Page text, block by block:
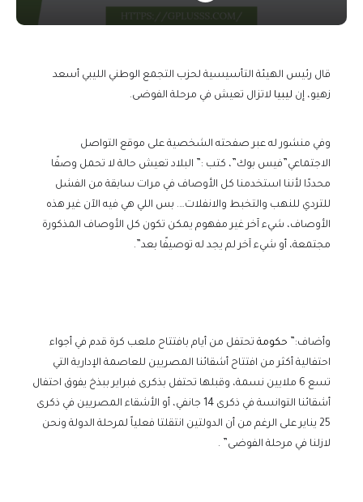
قال رئيس الهيئة التأسيسية لحزب التجمع الوطني الليبي أسعد
زهيو، إن ليبيا لاتزال تعيش في مرحلة الفوضى.
وفي منشور له عبر صفحته الشخصية على موقع التواصل
الاجتماعي”فيس بوك”، كتب :” البلاد تعيش حالة لا تحمل وصفًا
محددًا لأننا استخدمنا كل الأوصاف في مرات سابقة من الفشل
للتردي للنهب والتخبط والانفلات…. بس اللي هي فيه الآن غير هذه
الأوصاف، شيء آخر غير مفهوم يمكن تكون كل الأوصاف المذكورة
مجتمعة، أو شيء آخر لم يجد له توصيفًا بعد”.
وأضاف:” حكومة تحتفل من أيام بافتتاح ملعب كرة قدم في أجواء
احتفالية أكثر من افتتاح أشقائنا المصريين للعاصمة الإدارية التي
تسع 6 ملايين نسمة، وقبلها تحتفل بذكرى فبراير ببذخ يفوق احتفال
أشقائنا التوانسة في ذكرى 14 جانفي، أو الأشقاء المصريين في ذكرى
25 يناير على الرغم من أن الدولتين انتقلتا فعلياً لمرحلة الدولة ونحن
لازلنا في مرحلة الفوضى” .